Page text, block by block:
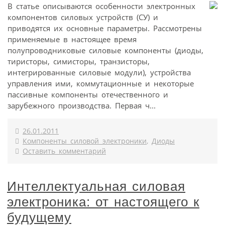
В статье описываются особенности электронных
компонентов силовых устройств (СУ) и
приводятся их основные параметры. Рассмотрены
применяемые в настоящее время
полупроводниковые силовые компоненты (диоды,
тиристоры, симисторы, транзисторы,
интегрированные силовые модули), устройства
управления ими, коммутационные и некоторые
пассивные компоненты отечественного и
зарубежного производства. Первая ч...
26.01.2011
Компоненты силовой электроники, Диоды
Оставить комментарий
Интеллектуальная силовая
электроника: от настоящего к
будущему